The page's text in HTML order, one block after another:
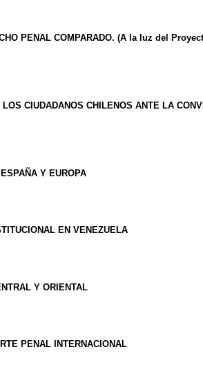
PENAL COMPARADO. (A la luz del
CIUDADANOS CHILENOS ANTE LA
Y EUROPA
EN VENEZUELA
Y ORIENTAL
PENAL INTERNACIONAL